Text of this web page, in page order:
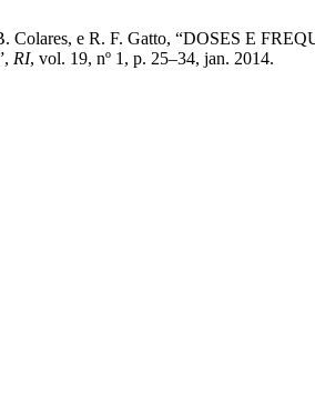
Colares, e R. F. Gatto, “DOSES E
RI, vol. 19, nº 1, p. 25–34, jan. 2014.